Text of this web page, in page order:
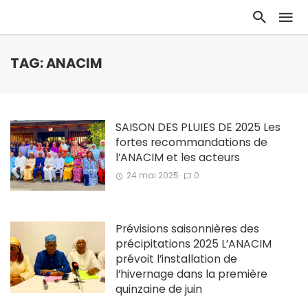
TAG: ANACIM
SAISON DES PLUIES DE 2025 Les
fortes recommandations de
l’ANACIM et les acteurs
24 mai 2025 0
Prévisions saisonnières des
précipitations 2025 L’ANACIM
prévoit l’installation de
l’hivernage dans la première
quinzaine de juin